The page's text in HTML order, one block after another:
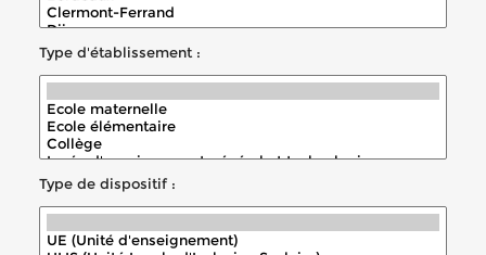
Type d'établissement :
Type de dispositif :